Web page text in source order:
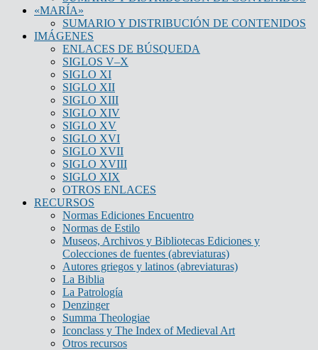
«MARÍA»
SUMARIO Y DISTRIBUCIÓN DE CONTENIDOS
IMÁGENES
ENLACES DE BÚSQUEDA
SIGLOS V–X
SIGLO XI
SIGLO XII
SIGLO XIII
SIGLO XIV
SIGLO XV
SIGLO XVI
SIGLO XVII
SIGLO XVIII
SIGLO XIX
OTROS ENLACES
RECURSOS
Normas Ediciones Encuentro
Normas de Estilo
Museos, Archivos y Bibliotecas Ediciones y
Colecciones de fuentes (abreviaturas)
Autores griegos y latinos (abreviaturas)
La Biblia
La Patrología
Denzinger
Summa Theologiae
Iconclass y The Index of Medieval Art
Otros recursos